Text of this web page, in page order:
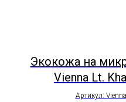
Экокожа на
Vienna Lt.
Артикул: